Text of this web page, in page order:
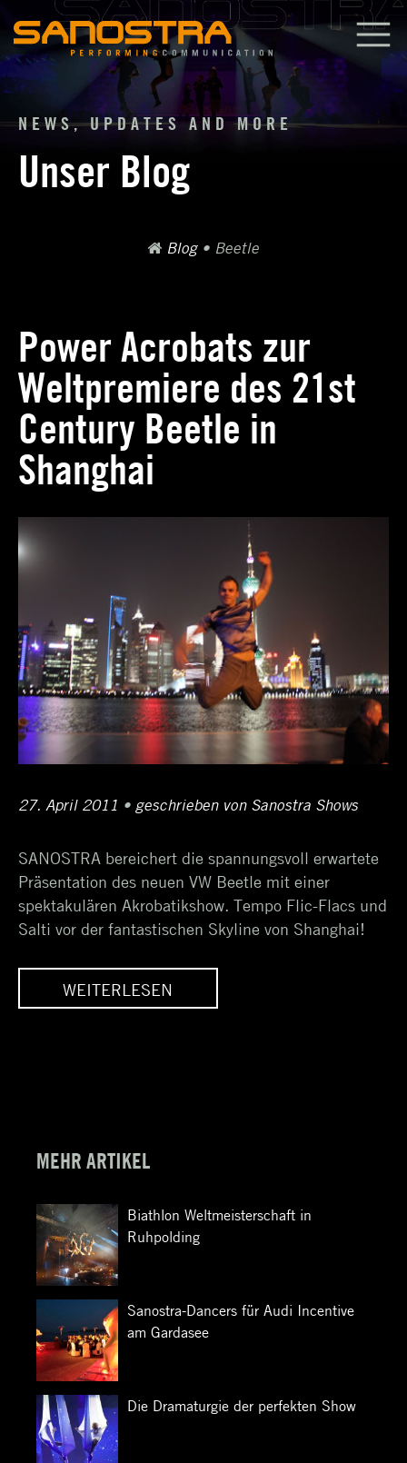
Inhalt
springen
NEWS, UPDATES AND MORE
Unser Blog
Blog • Beetle
Schlagwortarchiv:
Beetle
Power Acrobats zur
Weltpremiere des 21st
Century Beetle in
Shanghai
Posted
27. April 2011 12.
2017
• Author
geschrieben von Sanostra Shows
SANOSTRA bereichert die spannungsvoll erwartete
Präsentation des neuen VW Beetle mit einer
spektakulären Akrobatikshow. Tempo Flic-Flacs und
Salti vor der fantastischen Skyline von Shanghai!
WEITERLESEN
MEHR ARTIKEL
Biathlon Weltmeisterschaft in
Ruhpolding
Sanostra-Dancers für Audi Incentive
am Gardasee
Die Dramaturgie der perfekten Show